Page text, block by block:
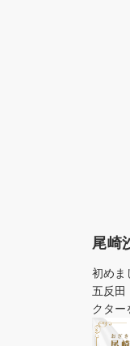
尾崎
初めま
五反田
クター